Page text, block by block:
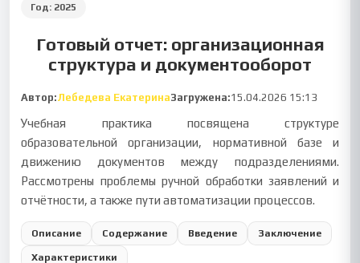
Год: 2025
Готовый отчет: организационная
структура и документооборот
Автор:Лебедева ЕкатеринаЗагружена:15.04.2026 15:13
Учебная практика посвящена структуре
образовательной организации, нормативной базе и
движению документов между подразделениями.
Рассмотрены проблемы ручной обработки заявлений и
отчётности, а также пути автоматизации процессов.
Описание Содержание Введение Заключение
Характеристики